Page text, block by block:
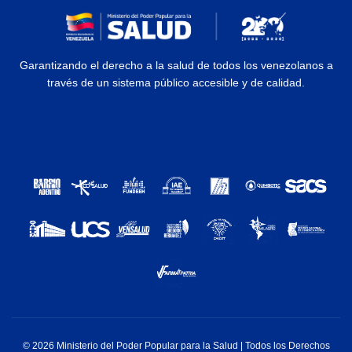
Garantizando el derecho a la salud de todos los venezolanos a
través de un sistema público accesible y de calidad.
© 2026 Ministerio del Poder Popular para la Salud | Todos los Derechos